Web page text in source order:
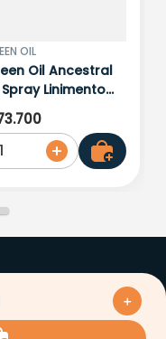
＋
OIL
Oil Ancestral
Spray Linimento
X 120 Ml
.700
1